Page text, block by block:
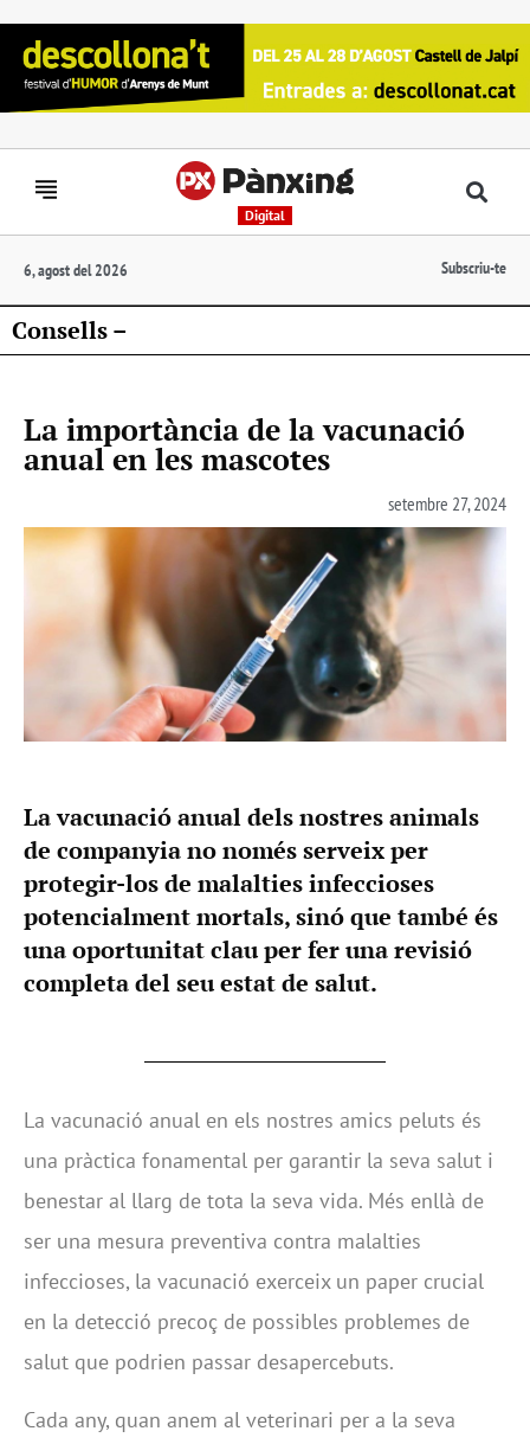
Digital
6, agost del 2026 Subscriu-te
Consells –
La importància de la vacunació
anual en les mascotes
setembre 27, 2024
La vacunació anual dels nostres animals
de companyia no només serveix per
protegir-los de malalties infeccioses
potencialment mortals, sinó que també és
una oportunitat clau per fer una revisió
completa del seu estat de salut.
La vacunació anual en els nostres amics peluts és
una pràctica fonamental per garantir la seva salut i
benestar al llarg de tota la seva vida. Més enllà de
ser una mesura preventiva contra malalties
infeccioses, la vacunació exerceix un paper crucial
en la detecció precoç de possibles problemes de
salut que podrien passar desapercebuts.
Cada any, quan anem al veterinari per a la seva